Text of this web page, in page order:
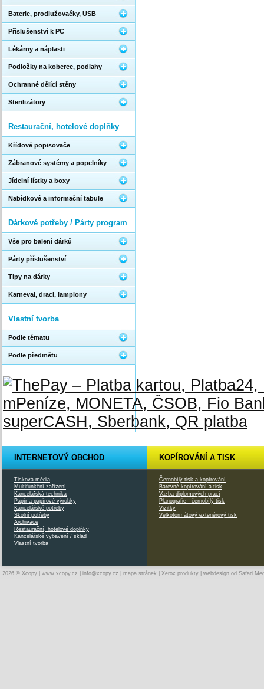
Baterie, prodlužovačky, USB
Příslušenství k PC
Lékárny a náplasti
Podložky na koberec, podlahy
Ochranné dělící stěny
Sterilizátory
Restaurační, hotelové doplňky
Křídové popisovače
Zábranové systémy a popelníky
Jídelní lístky a boxy
Nabídkové a informační tabule
Dárkové potřeby / Párty program
Vše pro balení dárků
Párty příslušenství
Tipy na dárky
Karneval, draci, lampiony
Vlastní tvorba
Podle tématu
Podle předmětu
INTERNETOVÝ OBCHOD
Tisková média
Multifunkční zařízení
Kancelářská technika
Papír a papírové výrobky
Kancelářské potřeby
Školní potřeby
Archivace
Restaurační, hotelové doplňky
Kancelářské vybavení / sklad
Vlastní tvorba
KOPÍROVÁNÍ A TISK
Černobílý tisk a kopírování
Barevné kopírování a tisk
Vazba diplomových prací
Planografie - černobílý tisk
Vizitky
Velkoformátový exteriérový tisk
2026 © Xcopy | www.xcopy.cz info@xcopy.cz mapa stránek Xerox produkty | webdesign od Safari